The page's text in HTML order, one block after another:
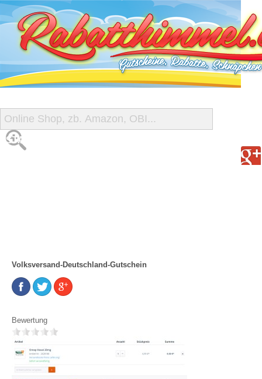
START
Volksversand-Deutschland-Gutschein
Bewertung